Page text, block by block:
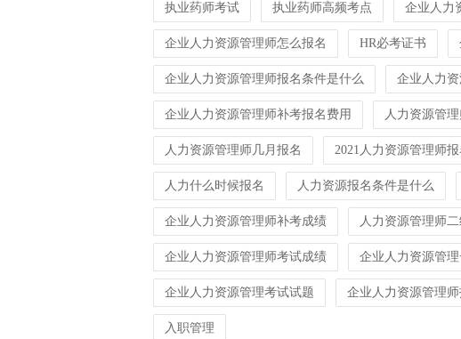
执业药师考试 执业药师高频考点 企业人力
企业人力资源管理师怎么报名 HR必考证书
企业人力资源管理师报名条件是什么 企业人力
企业人力资源管理师补考报名费用 人力资源管
人力资源管理师几月报名 2021人力资源管理师
人力什么时候报名 人力资源报名条件是什么
企业人力资源管理师补考成绩 人力资源管理师
企业人力资源管理师考试成绩 企业人力资源管
企业人力资源管理考试试题 企业人力资源管理师
入职管理